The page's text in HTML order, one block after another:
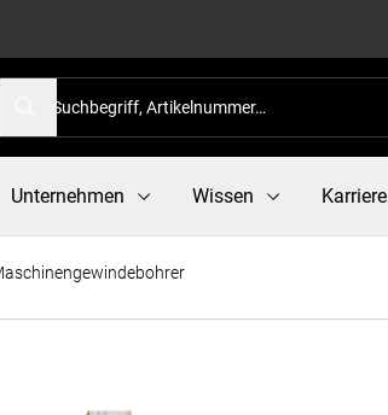
Unternehmen Wissen Karriere